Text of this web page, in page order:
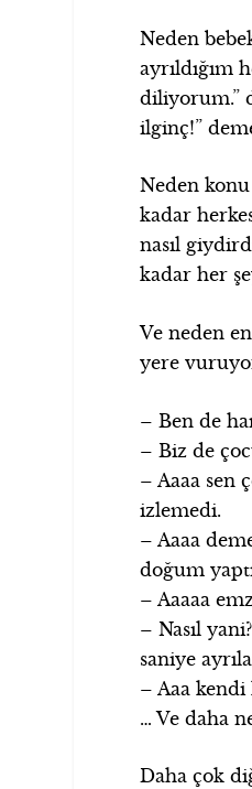
Neden
ayrıldığım
diliyorum.”
ilginç!”
Neden
kadar
nasıl
kadar her
Ve neden
yere
– Ben de
– Biz de
– Aaaa sen
izlemedi.
– Aaaa
doğum
– Aaaaa
– Nasıl
saniye
– Aaa
… Ve daha
Daha çok